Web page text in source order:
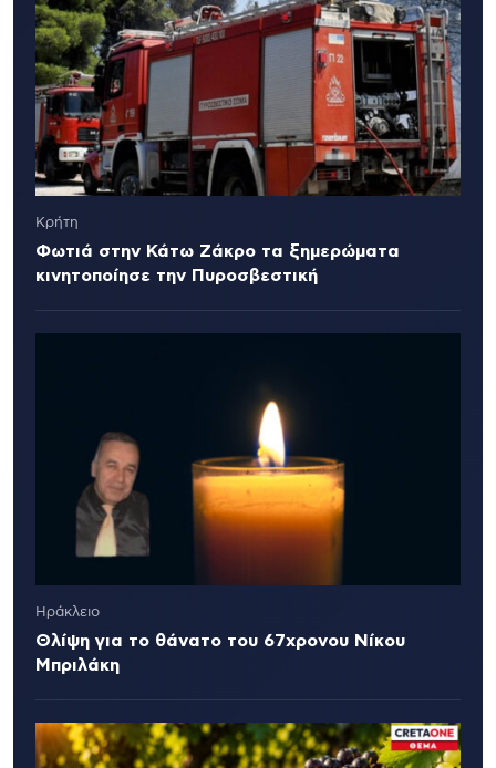
Κρήτη
Φωτιά στην Κάτω Ζάκρο τα ξημερώματα
κινητοποίησε την Πυροσβεστική
Ηράκλειο
Θλίψη για το θάνατο του 67χρονου Νίκου
Μπριλάκη